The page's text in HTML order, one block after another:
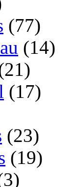
(77)
(14)
(17)
(23)
(19)